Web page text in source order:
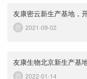
友康密云新生产基地，
2021-09-02
友康生物北京新生产基
2022-01-14